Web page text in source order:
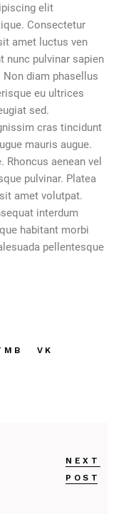
elit
Consectetur
amet luctus ven
nunc pulvinar sapien
diam phasellus
eu ultrices
sed.
cras tincidunt
mauris augue.
aenean vel
pulvinar. Platea
amet volutpat.
interdum
habitant morbi
pellentesque
VK
NEXT
POST